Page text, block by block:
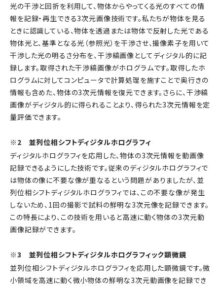
光の干渉と回折を利用して、物体からやってくる光のすべての情
報を記録・再生できる3次元画像技術です。私たちが物体を見る
ときに認識している、物体を透過または物体で反射した光である
物体光と、基準となる光（参照光）を干渉させ、撮像素子を用いて
干渉した光の明るさ分布を、干渉縞画像としてディジタル的に記
録します。取得された干渉縞画像がホログラムです。取得したホ
ログラムに対してコンピュータで計算処理を施すことで奥行きの
情報も含めた、物体の3次元情報を復元できます。さらに、干渉縞
画像がディジタル的に得られることより、得られた3次元情報を定
量評価できます。
※2 並列位相シフトディジタルホログラフィ
ディジタルホログラフィを応用した、物体の3次元情報を動画像
記録できるようにした技術です。従来のディジタルホログラフィで
は物体の像に不要な像が重なるという問題がありましたが、並
列位相シフトディジタルホログラフィでは、この不要な像が発生
しないため、1回の撮影で試料の鮮明な3次元像を記録できます。
この特長により、この技術を用いると高速に動く物体の3次元動
画像記録ができます。
※3 並列位相シフトディジタルホログラフィック顕微鏡
並列位相シフトディジタルホログラフィを応用した顕微鏡です。微
小領域を高速に動く微小物体の鮮明な3次元動画像を記録でき